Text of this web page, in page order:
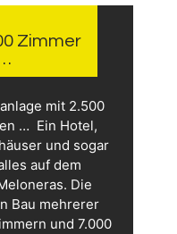
Zimmer
mit 2.500
… Ein Hotel,
und sogar
auf dem
Die
Bau mehrerer
und 7.000